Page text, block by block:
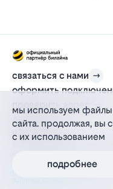
связаться с нами
оформить
проверить адрес
для дома
информация
действующий на основании
политика персональных данных
политика конфиденциальности
мы используем
сайта. продолжая, вы
с их использованием
подробнее